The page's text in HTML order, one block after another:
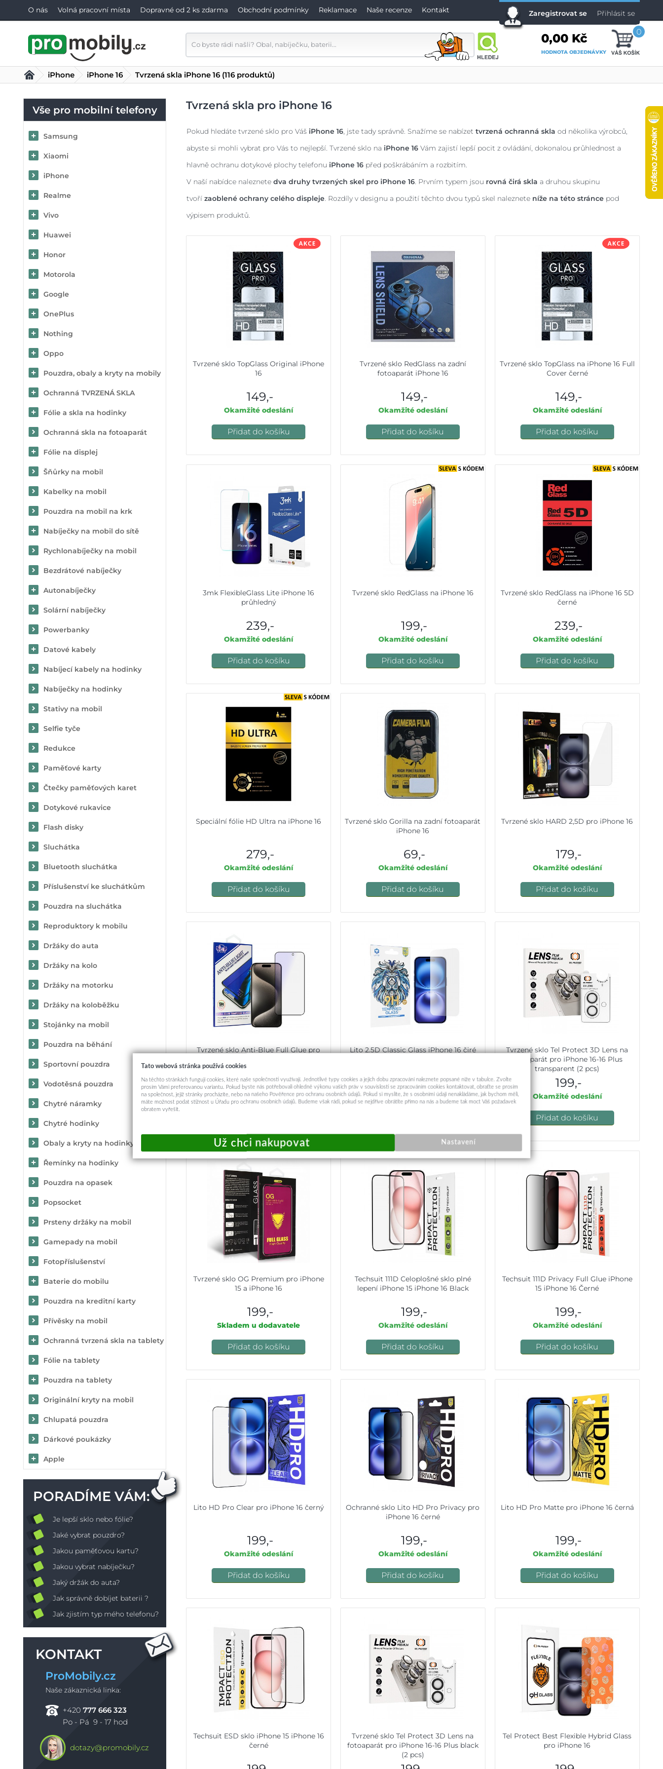
O nás Volná pracovní místa Dopravné od 2 ks zdarma Obchodní podmínky Reklamace Naše recenze Kontakt Zaregistrovat se Přihlásit se
0,00 Kč
HODNOTA OBJEDNÁVKY
0
Vše pro mobilní telefony
Samsung
Xiaomi
iPhone
Realme
Vivo
Huawei
Honor
Motorola
Google
OnePlus
Nothing
Oppo
Pouzdra, obaly a kryty na mobily
Ochranná TVRZENÁ SKLA
Fólie a skla na hodinky
Ochranná skla na fotoaparát
Fólie na displej
Šňůrky na mobil
Kabelky na mobil
Pouzdra na mobil na krk
Nabíječky na mobil do sítě
Rychlonabíječky na mobil
Bezdrátové nabíječky
Autonabíječky
Solární nabíječky
Powerbanky
Datové kabely
Nabíjecí kabely na hodinky
Nabíječky na hodinky
Stativy na mobil
Selfie tyče
Redukce
Paměťové karty
Čtečky paměťových karet
Dotykové rukavice
Flash disky
Sluchátka
Bluetooth sluchátka
Příslušenství ke sluchátkům
Pouzdra na sluchátka
Reproduktory k mobilu
Držáky do auta
Držáky na kolo
Držáky na motorku
Držáky na koloběžku
Stojánky na mobil
Pouzdra na běhání
Sportovní pouzdra
Vodotěsná pouzdra
Chytré náramky
Chytré hodinky
Obaly a kryty na hodinky
Řemínky na hodinky
Pouzdra na opasek
Popsocket
Prsteny držáky na mobil
Gamepady na mobil
Fotopříslušenství
Baterie do mobilu
Pouzdra na kreditní karty
Přívěsky na mobil
Ochranná tvrzená skla na tablety
Fólie na tablety
Pouzdra na tablety
Originální kryty na mobil
Chlupatá pouzdra
Dárkové poukázky
Apple
PORADÍME VÁM:
Je lepší sklo nebo fólie?
Jaké vybrat pouzdro?
Jakou paměťovou kartu?
Jakou vybrat nabíječku?
Jaký držák do auta?
Jak správně dobíjet baterii ?
Jak zjistím typ mého telefonu?
KONTAKT
ProMobily.cz
Naše zákaznická linka:
+420 777 666 323
Po - Pá 9 - 17 hod
dotazy@promobily.cz
iPhone iPhone 16 Tvrzená skla iPhone 16 (116 produktů)
Tvrzená skla pro iPhone 16
Pokud hledáte tvrzené sklo pro Váš iPhone 16, jste tady správně. Snažíme se nabízet tvrzená ochranná skla od několika výrobců,
abyste si mohli vybrat pro Vás to nejlepší. Tvrzené sklo na iPhone 16 Vám zajistí lepší pocit z ovládání, dokonalou průhlednost a
hlavně ochranu dotykové plochy telefonu iPhone 16 před poškrábáním a rozbitím.
V naší nabídce naleznete dva druhy tvrzených skel pro iPhone 16. Prvním typem jsou rovná čirá skla a druhou skupinu
tvoří zaoblené ochrany celého displeje. Rozdíly v designu a použití těchto dvou typů skel naleznete níže na této stránce pod
výpisem produktů.
Tvrzené sklo TopGlass Original iPhone
16
149,-
Okamžité odeslání
Přidat do košíku
Tvrzené sklo RedGlass na zadní
fotoaparát iPhone 16
149,-
Okamžité odeslání
Přidat do košíku
Tvrzené sklo TopGlass na iPhone 16 Full
Cover černé
149,-
Okamžité odeslání
Přidat do košíku
3mk FlexibleGlass Lite iPhone 16
průhledný
239,-
Okamžité odeslání
Přidat do košíku
Tvrzené sklo RedGlass na iPhone 16
199,-
Okamžité odeslání
Přidat do košíku
Tvrzené sklo RedGlass na iPhone 16 5D
černé
239,-
Okamžité odeslání
Přidat do košíku
Speciální fólie HD Ultra na iPhone 16
279,-
Okamžité odeslání
Přidat do košíku
Tvrzené sklo Gorilla na zadní fotoaparát
iPhone 16
69,-
Okamžité odeslání
Přidat do košíku
Tvrzené sklo HARD 2,5D pro iPhone 16
179,-
Okamžité odeslání
Přidat do košíku
Tvrzené sklo Anti-Blue Full Glue pro
189,-
Okamžité odeslání
Lito 2.5D Classic Glass iPhone 16 čiré
189,-
Okamžité odeslání
Tvrzené sklo Tel Protect 3D Lens na
fotoaparát pro iPhone 16-16 Plus
transparent (2 pcs)
199,-
Okamžité odeslání
Přidat do košíku
Tvrzené sklo OG Premium pro iPhone
15 a iPhone 16
199,-
Skladem u dodavatele
Přidat do košíku
Techsuit 111D Celoplošné sklo plné
lepení iPhone 15 iPhone 16 Black
199,-
Okamžité odeslání
Přidat do košíku
Techsuit 111D Privacy Full Glue iPhone
15 iPhone 16 Černé
199,-
Okamžité odeslání
Přidat do košíku
Lito HD Pro Clear pro iPhone 16 černý
199,-
Okamžité odeslání
Přidat do košíku
Ochranné sklo Lito HD Pro Privacy pro
iPhone 16 černé
199,-
Okamžité odeslání
Přidat do košíku
Lito HD Pro Matte pro iPhone 16 černá
199,-
Okamžité odeslání
Přidat do košíku
Techsuit ESD sklo iPhone 15 iPhone 16
černé
Tvrzené sklo Tel Protect 3D Lens na
fotoaparát pro iPhone 16-16 Plus black
(2 pcs)
Tel Protect Best Flexible Hybrid Glass
pro iPhone 16
Tato webová stránka používá cookies
Na těchto stránkách fungují cookies, které naše společnosti využívají. Jednotlivé typy cookies a jejich dobu zpracování naleznete popsané níže v tabulce. Zvolte
prosím Vámi preferovanou variantu. Pokud byste nás potřebovali ohledně výkonu vašich práv v souvislosti se zpracováním cookies kontaktovat, obraťte se prosím
na společnost, jejíž stránky procházíte, nebo na našeho Pověřence pro ochranu osobních údajů. Pokud si myslíte, že s osobními údaji nenakládáme, jak bychom měli,
máte možnost podat stížnost u Úřadu pro ochranu osobních údajů. Budeme však rádi, pokud se nejdříve obrátíte přímo na nás a budeme tak moct Váš požadavek
obratem vyřešit.
Nastavení